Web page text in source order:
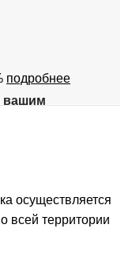
подробнее
вашим
осуществляется
всей территории